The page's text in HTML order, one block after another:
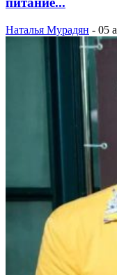
Наталья Мурадян - 05